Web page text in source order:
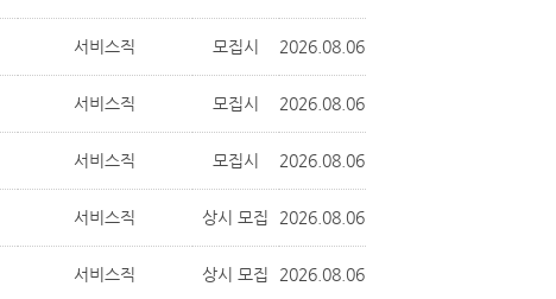
서비스직 모집시 2026.08.06
서비스직 모집시 2026.08.06
서비스직 모집시 2026.08.06
서비스직 상시 모집 2026.08.06
서비스직 상시 모집 2026.08.06